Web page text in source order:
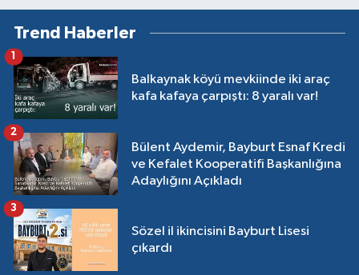
Trend Haberler
Balkaynak köyü mevkiinde iki araç
kafa kafaya çarpıştı: 8 yaralı var!
1
Bülent Aydemir, Bayburt Esnaf Kredi
ve Kefalet Kooperatifi Başkanlığına
Adaylığını Açıkladı
2
Sözel il ikincisini Bayburt Lisesi
çıkardı
3